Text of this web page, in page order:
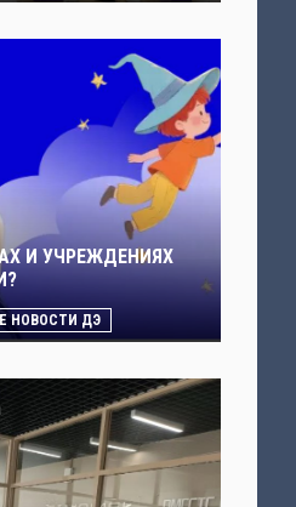
И УЧРЕЖДЕНИЯХ
НОВОСТИ ДЭ